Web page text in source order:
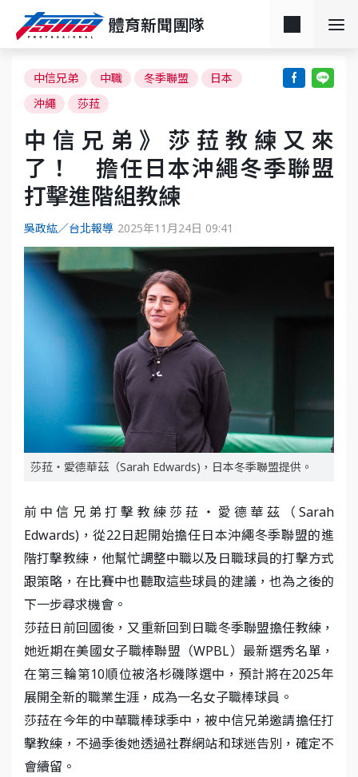
體育新聞團隊
中信兄弟 中職 冬季聯盟
日本
沖繩
莎菈
中信兄弟》莎菈教練又來
了！ 擔任日本沖繩冬季聯盟
打擊進階組教練
吳政紘／台北報導 2025年11月24日 09:41
莎菈・愛德華茲（Sarah Edwards)，日本冬季聯盟提供。
前中信兄弟打擊教練莎菈・愛德華茲（Sarah
Edwards)，從22日起開始擔任日本沖繩冬季聯盟的進
階打擊教練，他幫忙調整中職以及日職球員的打擊方式
跟策略，在比賽中也聽取這些球員的建議，也為之後的
下一步尋求機會。
莎菈日前回國後，又重新回到日職冬季聯盟擔任教練，
她近期在美國女子職棒聯盟（WPBL）最新選秀名單，
在第三輪第10順位被洛杉磯隊選中，預計將在2025年
展開全新的職業生涯，成為一名女子職棒球員。
莎菈在今年的中華職棒球季中，被中信兄弟邀請擔任打
擊教練，不過季後她透過社群網站和球迷告別，確定不
會續留。